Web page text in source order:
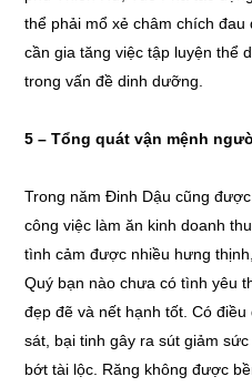
thể phải mổ xẻ châm chích đau
cần gia tăng việc tập luyện thể
trong vấn đề dinh dưỡng.
5 – Tổng quát vận mệnh
Trong năm Đinh Dậu cũng
công việc làm ăn kinh doanh
tình cảm được nhiều hưng
Quý bạn nào chưa có tình yêu
đẹp đẽ và nết hạnh tốt. Có
sát, bại tinh gây ra sút giảm
bớt tài lộc. Răng không được